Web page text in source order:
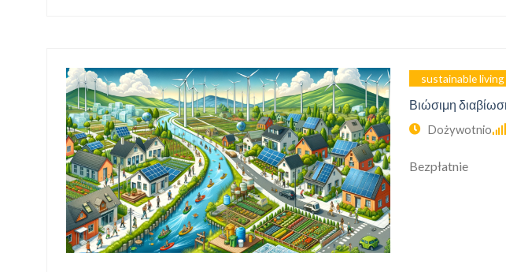
sustainable living
Βιώσιμη
Dożywotnio
Bezpłatnie